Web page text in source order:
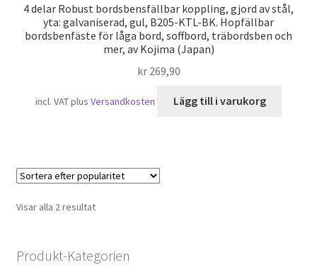
4 delar Robust bordsbensfällbar koppling, gjord av stål,
yta: galvaniserad, gul, B205-KTL-BK. Hopfällbar
bordsbenfäste för låga bord, soffbord, träbordsben och
mer, av Kojima (Japan)
kr269,90
incl. VATplus Versandkosten Lägg till i varukorg
Visar alla 2 resultatSortera
Produkt-Kategorien